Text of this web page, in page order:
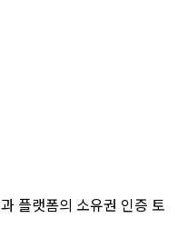
플랫폼의 소유권 인증 토